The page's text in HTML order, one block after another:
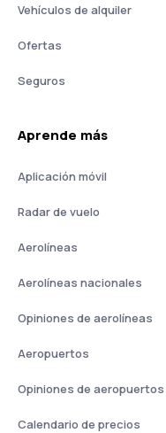
Vehículos de alquiler
Ofertas
Seguros
Aprende más
Aplicación móvil
Radar de vuelo
Aerolíneas
Aerolíneas nacionales
Opiniones de aerolíneas
Aeropuertos
Opiniones de aeropuertos
Calendario de precios